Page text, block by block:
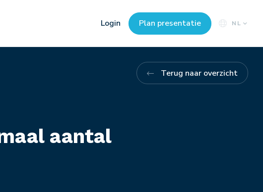
Login Plan presentatie NL
Terug naar overzicht
aantal